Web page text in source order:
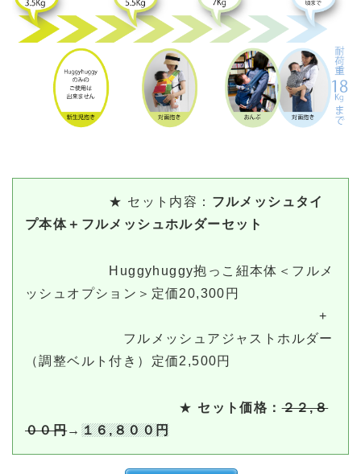
★ セット内容： フルメッシュタイ
プ本体＋フルメッシュホルダーセット
Huggyhuggy抱っこ紐本体＜フルメ
ッシュオプション＞定価20,300円
+
フルメッシュアジャストホルダー
（調整ベルト付き）定価2,500円
★ セット価格：２２,８
００円→ １６,８００円